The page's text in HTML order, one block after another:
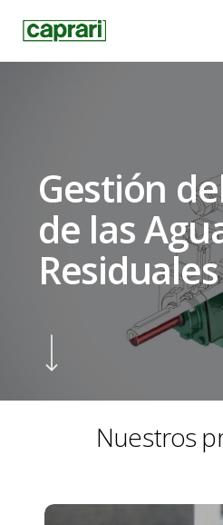
main
Gestión
de las
Residuales
Nuestros
COSTA